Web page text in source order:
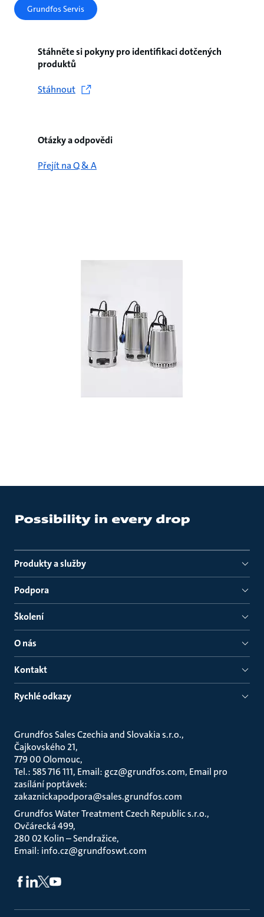
Grundfos Servis
Stáhněte si pokyny pro identifikaci dotčených
produktů
Stáhnout
Otázky a odpovědi
Přejít na Q & A
Produkty a služby
Podpora
Školení
O nás
Kontakt
Rychlé odkazy
Grundfos Sales Czechia and Slovakia s.r.o.
Čajkovského 21
779 00 Olomouc
Tel.: 585 716 111, Email: gcz@grundfos.com, Email pro
zasílání poptávek:
zakaznickapodpora@sales.grundfos.com
Grundfos Water Treatment Czech Republic s.r.o.
Ovčárecká 499
280 02 Kolin – Sendražice
Email: info.cz@grundfoswt.com